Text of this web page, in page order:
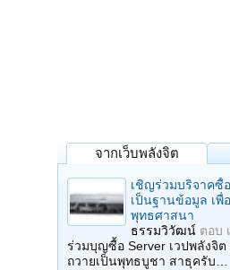
จากเว็บพลังจิต
เชิญร่วมบริจาคซื้
เป็นฐานข้อมูล เพื่
พุทธศาสนา
ธรรมวิวัฒน์ ตอบ
ร่วมบุญซื้อ Server เวปพลังจิต
ถวายเป็นพุทธบูชา สาธุครับ…